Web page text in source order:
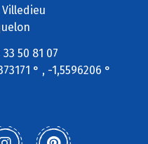
Villedieu
33 50 81 07
° , -1,5596206 °